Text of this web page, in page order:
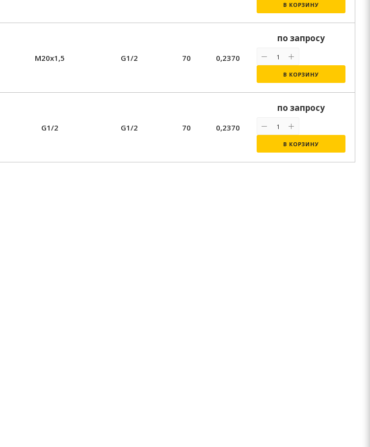
В КОРЗИНУ
М20х1,5 G1/2 70 0,2370
по запросу
В КОРЗИНУ
G1/2 G1/2 70 0,2370
по запросу
В КОРЗИНУ